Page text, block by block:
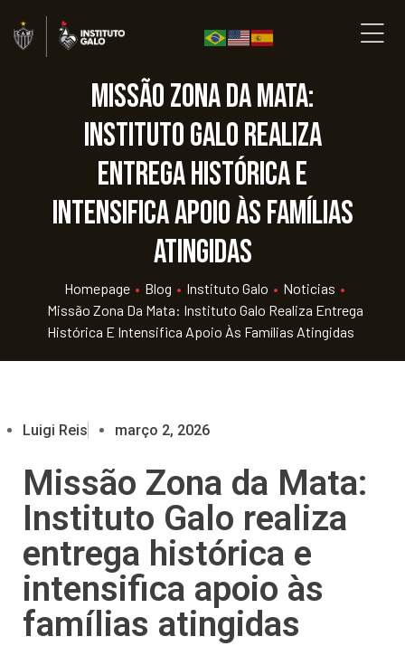
Missão Zona da Mata:
Instituto Galo realiza
entrega histórica e
intensifica apoio às famílias
atingidas
Homepage • Blog • Instituto Galo • Noticias •
Missão Zona Da Mata: Instituto Galo Realiza Entrega
Histórica E Intensifica Apoio Às Famílias Atingidas
Luigi Reis março 2, 2026
Missão Zona da Mata:
Instituto Galo realiza
entrega histórica e
intensifica apoio às
famílias atingidas